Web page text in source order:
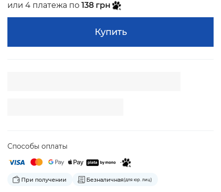
или 4 платежа по 138 грн
Купить
Способы оплаты
При получении Безналичная(для юр. лиц)